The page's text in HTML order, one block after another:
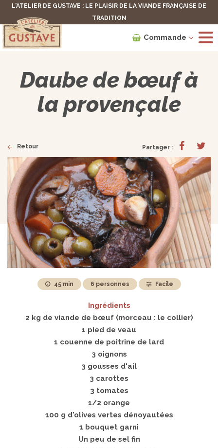
L'ATELIER DE GUSTAVE : LE PLAISIR DE LA VIANDE FRANÇAISE DE
TRADITION
Commande
Daube de bœuf à
la provençale
Retour Partager :
45 min 6 personnes Facile
Ingrédients
2 kg de viande de bœuf (morceau : le collier)
1 pied de veau
1 couenne de poitrine de lard
3 oignons
3 gousses d'ail
3 carottes
3 tomates
1/2 orange
100 g d'olives vertes dénoyautées
1 bouquet garni
Un peu de sel fin